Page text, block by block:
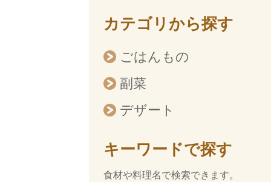
カテゴリから探す
ごはんもの
副菜
デザート
キーワードで探す
食材や料理名で検索できます。